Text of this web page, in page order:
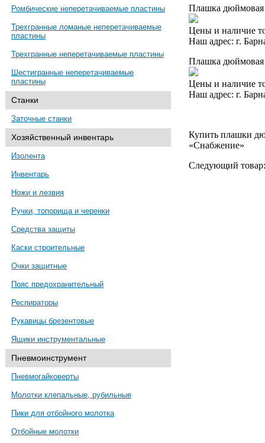
Ромбические неперетачиваемые пластины
Трехгранные ломаные неперетачиваемые
пластины
Трехгранные неперетачиваемые пластины
Шестигранные неперетачиваемые
пластины
Станки
Заточные станки
Хозяйственный инвентарь
Изолента
Инвентарь
Ножи и лезвия
Ручки, топорища и черенки
Средства защиты
Каски строительные
Очки защитные
Пояс предохранительный
Респираторы
Рукавицы брезентовые
Ящики инструментальные
Пневмоинструмент
Пневмогайковерты
Молотки клепальные, рубильные
Пики для отбойного молотка
Отбойные молотки
Плашка
Цены и наличие
Наш адрес: г.
Плашка
Цены и наличие
Наш адрес: г.
Купить плашки
«Снабжение»
Следующий